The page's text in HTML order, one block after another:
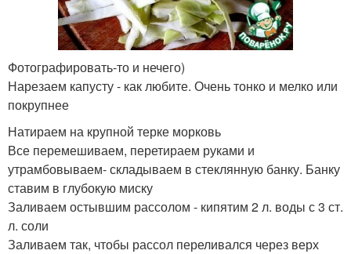
Фотографировать-то и нечего)
Нарезаем капусту - как любите. Очень тонко и мелко или
покрупнее
Натираем на крупной терке морковь
Все перемешиваем, перетираем руками и
утрамбовываем- складываем в стеклянную банку. Банку
ставим в глубокую миску
Заливаем остывшим рассолом - кипятим 2 л. воды с 3 ст.
л. соли
Заливаем так, чтобы рассол переливался через верх